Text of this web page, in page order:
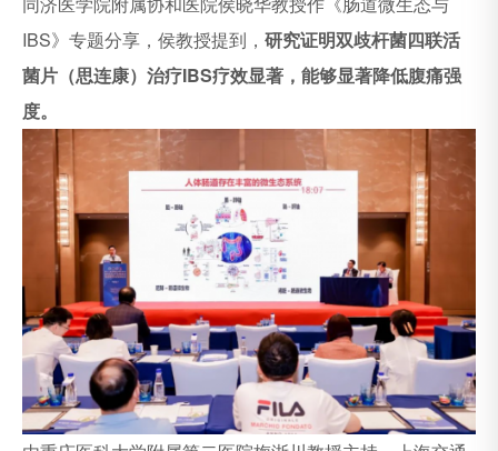
IBS》专题分享，侯教授提到， 研究证明双歧杆菌四联活
菌片（思连康）治疗IBS疗效显著，能够显著降低腹痛强
度。